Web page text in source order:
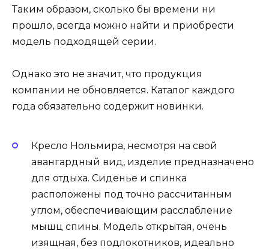
Таким образом, сколько бы времени ни
прошло, всегда можно найти и приобрести
модель подходящей серии.
Однако это не значит, что продукция
компании не обновляется. Каталог каждого
года обязательно содержит новинки.
Кресло Нольмира, несмотря на свой
авангардный вид, изделие предназначено
для отдыха. Сиденье и спинка
расположены под точно рассчитанным
углом, обеспечивающим расслабление
мышц спины. Модель открытая, очень
изящная, без подлокотников, идеально